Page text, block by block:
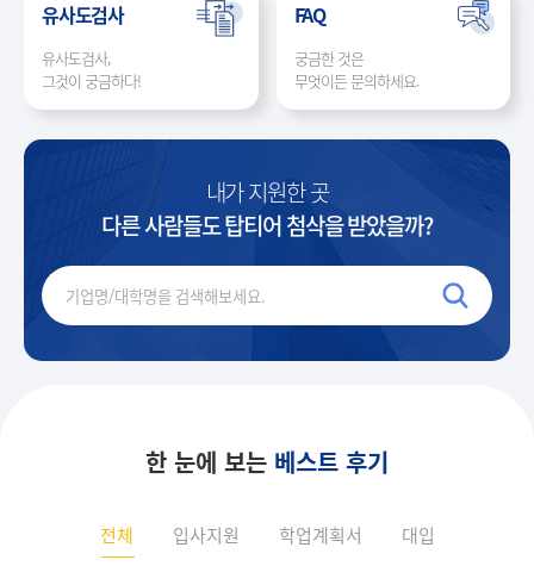
유사도검사
유사도검사,
그것이 궁금하다!
FAQ
궁금한 것은
무엇이든 문의하세요.
내가 지원한 곳
다른 사람들도 탑티어 첨삭을 받았을까?
한 눈에 보는 베스트 후기
전체 입사지원 학업계획서 대입